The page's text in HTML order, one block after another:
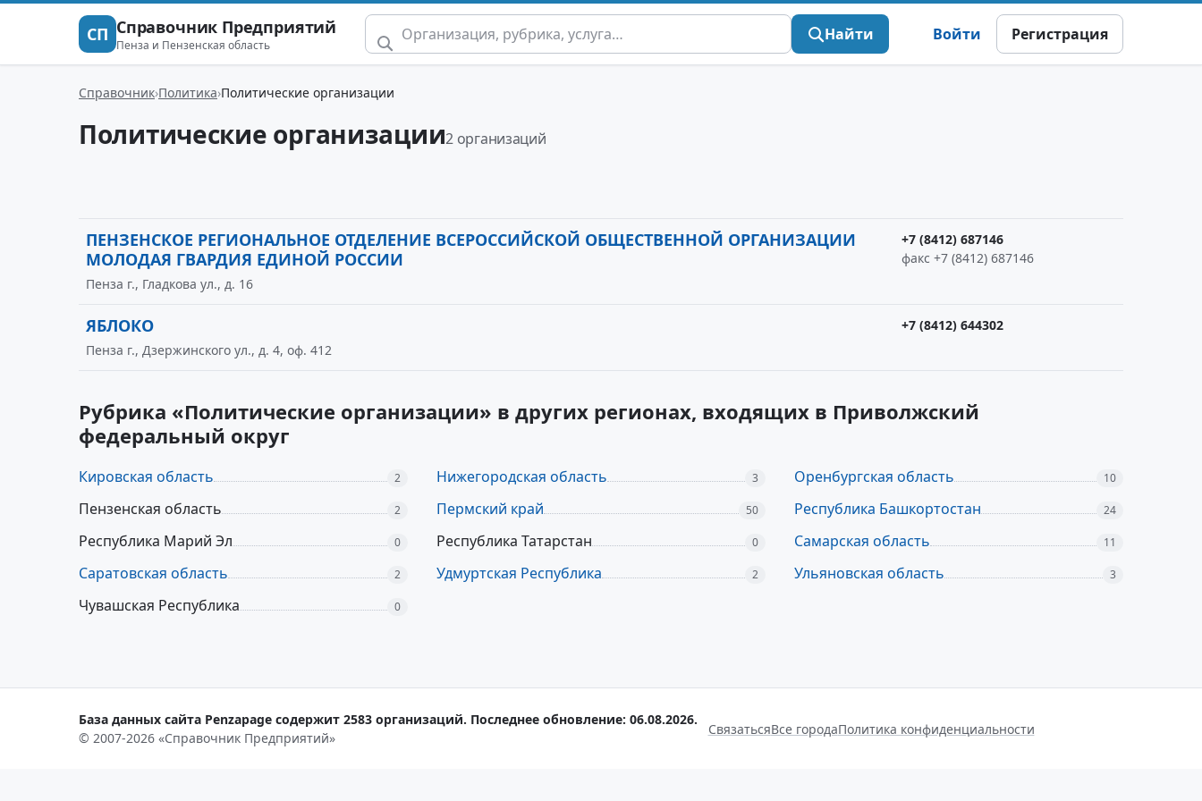
СП Справочник Предприятий
Пенза и Пензенская область
Найти Войти Регистрация
Справочник Политика Политические организации
Политические организации2 организаций
ПЕНЗЕНСКОЕ РЕГИОНАЛЬНОЕ ОТДЕЛЕНИЕ ВСЕРОССИЙСКОЙ ОБЩЕСТВЕННОЙ ОРГАНИЗАЦИИ
МОЛОДАЯ ГВАРДИЯ ЕДИНОЙ РОССИИ
+7 (8412) 687146
факс +7 (8412) 687146
Пенза г., Гладкова ул., д. 16
ЯБЛОКО
+7 (8412) 644302
Пенза г., Дзержинского ул., д. 4, оф. 412
Рубрика «Политические организации» в других регионах, входящих в Приволжский
федеральный округ
Кировская область 2 Нижегородская область 3 Оренбургская область 10
Пензенская область 2 Пермский край 50 Республика Башкортостан 24
Республика Марий Эл 0 Республика Татарстан 0 Самарская область 11
Саратовская область 2 Удмуртская Республика 2 Ульяновская область 3
Чувашская Республика 0
База данных сайта Penzapage содержит 2583 организаций. Последнее обновление: 06.08.2026.
© 2007-2026 «Справочник Предприятий»
СвязатьсяВсе городаПолитика конфиденциальности